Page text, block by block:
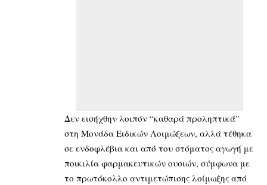
Δεν εισήχθην λοιπόν “καθαρά προληπτικά”
στη Μονάδα Ειδικών Λοιμώξεων, αλλά τέθηκα
σε ενδοφλέβια και από του στόματος αγωγή με
ποικιλία φαρμακευτικών ουσιών, σύμφωνα με
το πρωτόκολλο αντιμετώπισης λοίμωξης από